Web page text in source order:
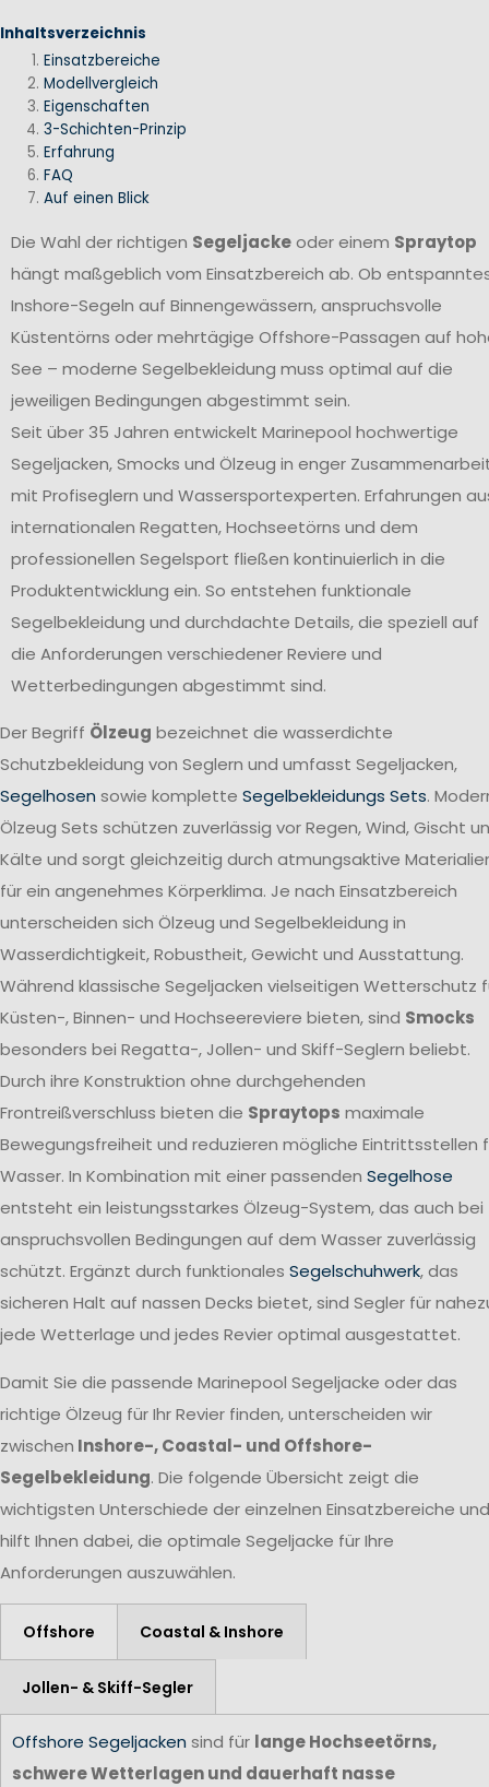
Inhaltsverzeichnis
Einsatzbereiche
Modellvergleich
Eigenschaften
3-Schichten-Prinzip
Erfahrung
FAQ
Auf einen Blick
Die Wahl der richtigen Segeljackeoder einem Spraytop
hängt maßgeblich vom Einsatzbereich ab. Ob
Inshore-Segeln auf Binnengewässern, anspruchsvolle
Küstentörns oder mehrtägige Offshore-Passagen auf
See – moderne Segelbekleidung muss optimal auf die
jeweiligen Bedingungen abgestimmt sein.
Seit über 35 Jahren entwickelt Marinepool hochwertige
Segeljacken, Smocks und Ölzeug in enger
mit Profiseglern und Wassersportexperten. Erfahrungen
internationalen Regatten, Hochseetörns und dem
professionellen Segelsport fließen kontinuierlich in die
Produktentwicklung ein. So entstehen funktionale
Segelbekleidung und durchdachte Details, die speziell auf
die Anforderungen verschiedener Reviere und
Wetterbedingungen abgestimmt sind.
Der Begriff Ölzeug bezeichnet die wasserdichte
Schutzbekleidung von Seglern und umfasst Segeljacken,
Segelhosen sowie komplette Segelbekleidungs Sets.
Ölzeug Sets schützen zuverlässig vor Regen, Wind, Gischt
Kälte und sorgt gleichzeitig durch atmungsaktive
für ein angenehmes Körperklima. Je nach Einsatzbereich
unterscheiden sich Ölzeug und Segelbekleidung in
Wasserdichtigkeit, Robustheit, Gewicht und Ausstattung.
Während klassische Segeljacken vielseitigen Wetterschutz
Küsten-, Binnen- und Hochseereviere bieten, sind Smocks
besonders bei Regatta-, Jollen- und Skiff-Seglern beliebt.
Durch ihre Konstruktion ohne durchgehenden
Frontreißverschluss bieten die Spraytops maximale
Bewegungsfreiheit und reduzieren mögliche Eintrittsstellen
Wasser. In Kombination mit einer passenden Segelhose
entsteht ein leistungsstarkes Ölzeug-System, das auch bei
anspruchsvollen Bedingungen auf dem Wasser zuverlässig
schützt. Ergänzt durch funktionales Segelschuhwerk, das
sicheren Halt auf nassen Decks bietet, sind Segler für
jede Wetterlage und jedes Revier optimal ausgestattet.
Damit Sie die passende Marinepool Segeljacke oder das
richtige Ölzeug für Ihr Revier finden, unterscheiden wir
zwischen Inshore-, Coastal- und Offshore-
Segelbekleidung. Die folgende Übersicht zeigt die
wichtigsten Unterschiede der einzelnen Einsatzbereiche und
hilft Ihnen dabei, die optimale Segeljacke für Ihre
Anforderungen auszuwählen.
Offshore Coastal & Inshore
Jollen- & Skiff-Segler
Offshore Segeljacken sind für lange Hochseetörns,
schwere Wetterlagen und dauerhaft nasse